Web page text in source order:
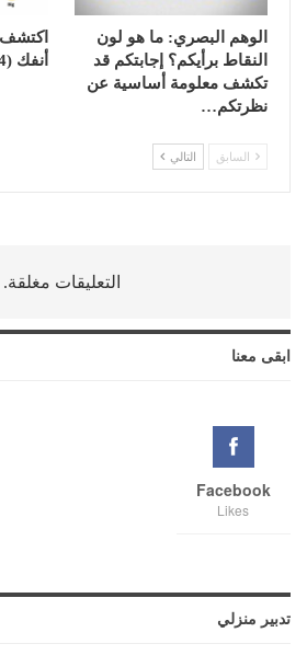
الوهم البصري: ما هو لون
النقاط برأيكم؟ إجابتكم قد
تكشف معلومة أساسية عن
نظرتكم…
أنفك (4)
السابق التالي
التعليقات مغلقة.
ابقى معنا
Facebook
Likes
تدبير منزلي